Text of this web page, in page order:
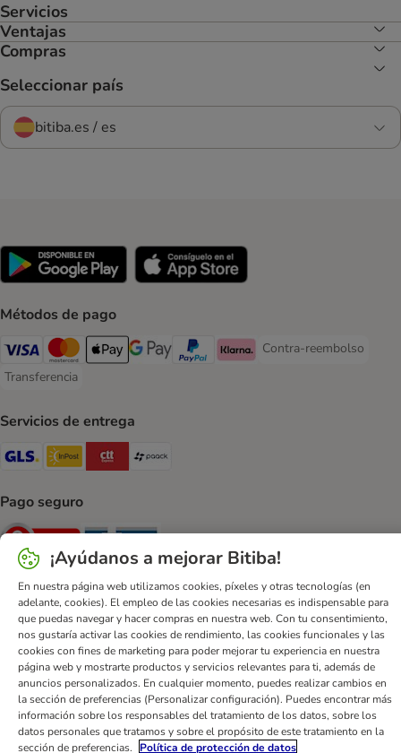
Servicios
Ventajas
Compras
Seleccionar país
bitiba.es / es
Métodos de pago
Visa Payment Method
Mastercard Payment Method
Apple Pay Payment Method
Google Pay Payment Method
PayPal Payment Method
Klarna Payment Method
Contra-reembolso
Contra-reembolso
Transferencia
Transferencia Payment Method
Servicios de entrega
GLS Shipping Method
InPost Shipping Method
CTTExpress Shipping Method
Pago seguro
Security Security
Ayuda Contacto Impreso DSA
Protección de datos
Condiciones comerciales generales
Declaración de accesibilidad
Newsletter
Gastos de envío y plazos de entrega
Formas de pago
Formulario de desistimiento
Programa de fidelización
App bitiba Programa de afiliados
¡Ayúdanos a mejorar Bitiba!
En nuestra página web utilizamos cookies, píxeles y otras tecnologías (en
adelante, cookies). El empleo de las cookies necesarias es indispensable para
que puedas navegar y hacer compras en nuestra web. Con tu consentimiento,
nos gustaría activar las cookies de rendimiento, las cookies funcionales y las
cookies con fines de marketing para poder mejorar tu experiencia en nuestra
página web y mostrarte productos y servicios relevantes para ti, además de
anuncios personalizados. En cualquier momento, puedes realizar cambios en
la sección de preferencias (Personalizar configuración). Puedes encontrar más
información sobre los responsables del tratamiento de los datos, sobre los
datos personales que tratamos y sobre el propósito de este tratamiento en la
sección de preferencias.
Política de protección de datos